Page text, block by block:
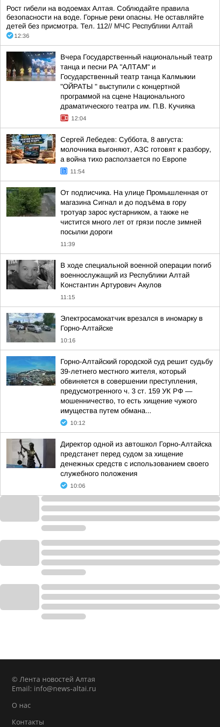
Рост гибели на водоемах Алтая. Соблюдайте правила
безопасности на воде. Горные реки опасны. Не оставляйте
детей без присмотра. Тел. 112// МЧС Республики Алтай
12:36
Вчера Государственный национальный театр
танца и песни РА "АЛТАМ" и
Государственный театр танца Калмыкии
"ОЙРАТЫ " выступили с концертной
программой на сцене Национального
драматического театра им. П.В. Кучияка
12:04
Сергей Лебедев: Суббота, 8 августа:
молочника выгоняют, АЗС готовят к разбору,
а война тихо расползается по Европе
11:54
От подписчика. На улице Промышленная от
магазина Сигнал и до подъёма в гору
тротуар зарос кустарником, а также не
чистится много лет от грязи после зимней
посылки дороги
11:39
В ходе специальной военной операции погиб
военнослужащий из Республики Алтай
Константин Артурович Акулов
11:15
Электросамокатчик врезался в иномарку в
Горно-Алтайске
10:16
Горно-Алтайский городской суд решит судьбу
39-летнего местного жителя, который
обвиняется в совершении преступления,
предусмотренного ч. 3 ст. 159 УК РФ —
мошенничество, то есть хищение чужого
имущества путем обмана...
10:12
Директор одной из автошкол Горно-Алтайска
предстанет перед судом за хищение
денежных средств с использованием своего
служебного положения
10:06
© Лента новостей Алтая
Email: info@news-altai.ru
О нас
Контакты